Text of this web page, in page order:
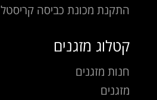
התקנת מכונת כביסה קריסטל
קטלוג מזגנים
חנות מזגנים
מזגנים